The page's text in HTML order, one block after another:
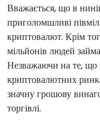
Вважається, що в
приголомшливі
криптовалют. Крім
мільйонів людей
Незважаючи на те, що
криптовалютних
значну грошову
торгівлі.